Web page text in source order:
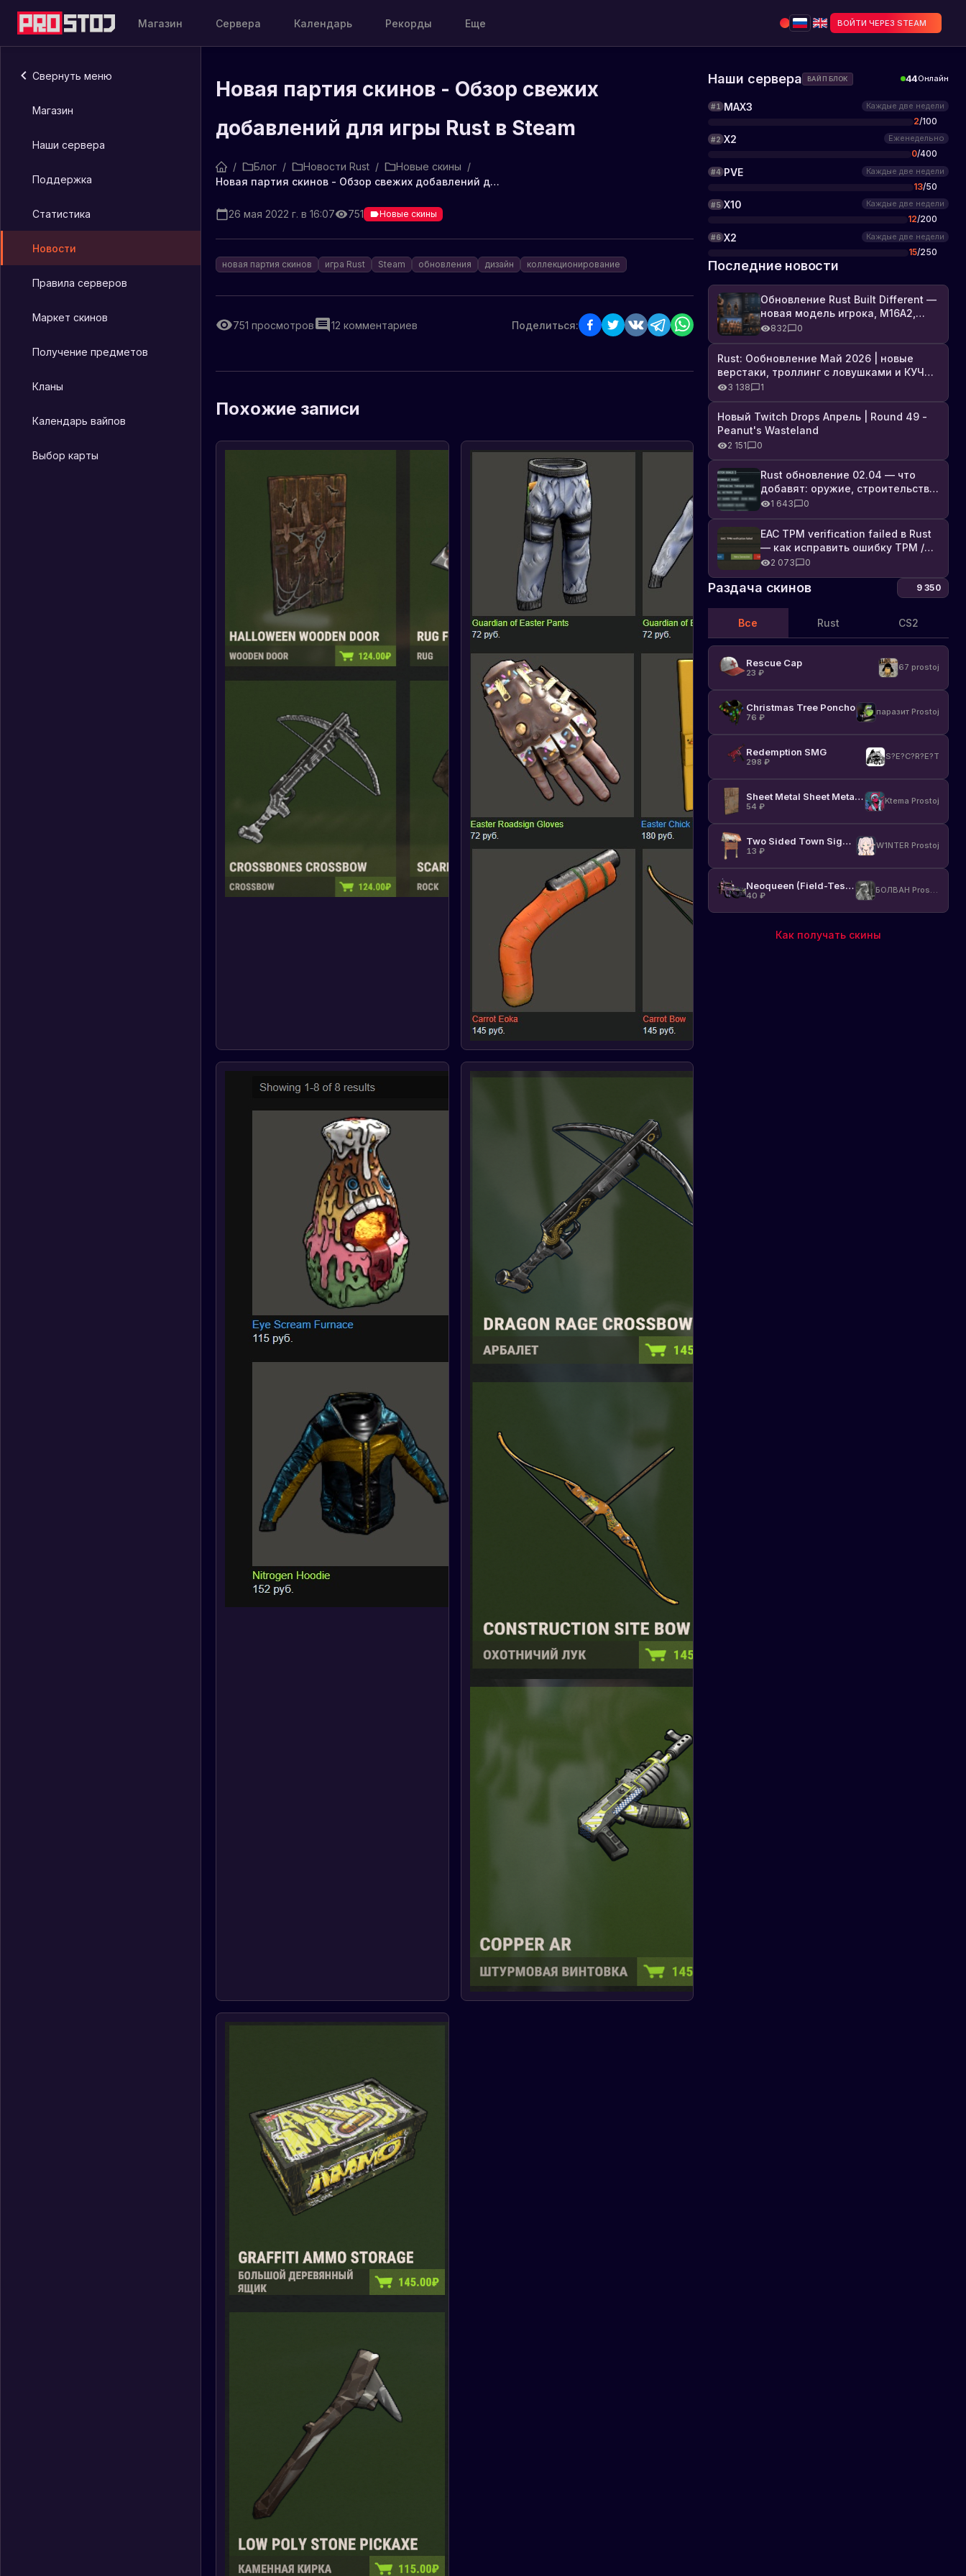
Магазин Сервера Календарь Рекорды Еще ВОЙТИ ЧЕРЕЗ STEAM
Свернуть меню
Магазин
Наши сервера
Поддержка
Статистика
Новости
Правила серверов
Маркет скинов
Получение предметов
Кланы
Календарь вайпов
Выбор карты
Новая партия скинов - Обзор свежих
добавлений для игры Rust в Steam
/ Блог / Новости Rust / Новые скины /
Новая партия скинов - Обзор свежих добавлений для игры Rust в Steam
26 мая 2022 г. в 16:07 751 Новые скины
новая партия скинов игра Rust Steam обновления дизайн коллекционирование
751 просмотров 12 комментариев Поделиться:
Похожие записи
Наши сервера ВАЙП БЛОК 44Онлайн
#1 MAX3 Каждые две недели
2/100
#2 X2 Еженедельно
0/400
#4 PVE Каждые две недели
13/50
#5 X10 Каждые две недели
12/200
#6 X2 Каждые две недели
15/250
Последние новости
Обновление Rust Built Different —
новая модель игрока, M16A2,
броня, Industrial DLC и полный
список изменений
832 0
Rust: Ообновление Май 2026 | новые
верстаки, троллинг с ловушками и КУЧА
DLC3 138 1
Новый Twitch Drops Апрель | Round 49 -
Peanut's Wasteland
2 151 0
Rust обновление 02.04 — что
добавят: оружие, строительство,
технологии и Farming 2.5
1 643 0
EAC TPM verification failed в Rust
— как исправить ошибку TPM /
Secure Boot
2 073 0
Раздача скинов 9 350
Все Rust CS2
Rescue Cap
23 ₽
67 prostoj
Christmas Tree Poncho
76 ₽
паразит Prostoj
Redemption SMG
298 ₽
S?E?C?R?E?T
Sheet Metal Sheet Metal Door
54 ₽
Ktema Prostoj
Two Sided Town Sign Post
13 ₽
W1NTER Prostoj
Neoqueen (Field-Tested)
40 ₽
БОЛВАН Prostoj
Как получать скины